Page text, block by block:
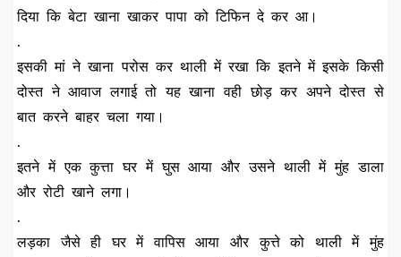
दिया कि बेटा खाना खाकर पापा को टिफिन दे कर आ।
.
इसकी मां ने खाना परोस कर थाली में रखा कि इतने में इसके किसी
दोस्त ने आवाज लगाई तो यह खाना वही छोड़ कर अपने दोस्त से
बात करने बाहर चला गया।
.
इतने में एक कुत्ता घर में घुस आया और उसने थाली में मुंह डाला
और रोटी खाने लगा।
.
लड़का जैसे ही घर में वापिस आया और कुत्ते को थाली में मुंह